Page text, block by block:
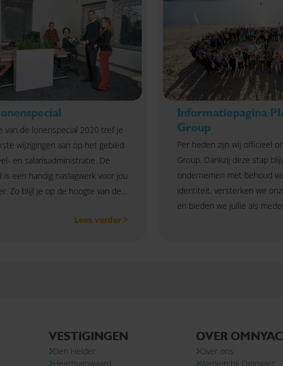
van de lonenspecial 2020 tref je
wijzigingen aan op het gebied
en salarisadministratie. De
is een handig naslagwerk voor jou
Zo blijf je op de hoogte van de
Lees verder
Informatiepagina
Group
Per heden zijn wij officieel
Group. Dankzij deze stap
ondernemen met behoud
identiteit, versterken we
en bieden we jullie als
VESTIGINGEN
Den Helder
Heerhugowaard
OVER
Over ons
Werken bij Omnyacc